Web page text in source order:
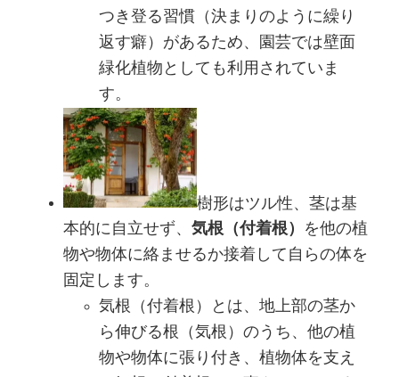
つき登る習慣（決まりのように繰り
返す癖）があるため、園芸では壁面
緑化植物としても利用されていま
す。
樹形はツル性、茎は基
本的に自立せず、気根（付着根） を他の植
物や物体に絡ませるか接着して自らの体を
固定します。
気根（付着根）とは、地上部の茎か
ら伸びる根（気根）のうち、他の植
物や物体に張り付き、植物体を支え